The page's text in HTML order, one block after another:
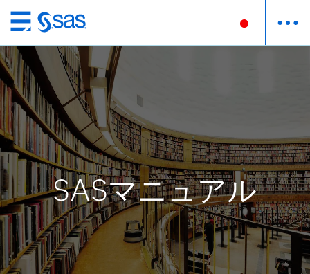
Skip
to
main
content
SASマニュアル